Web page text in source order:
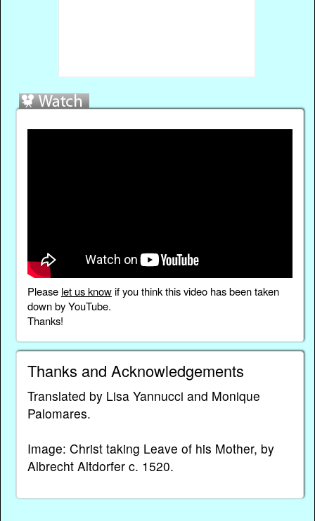
Please let us knowif you think this video has been taken
down by YouTube.
Thanks!
Thanks and Acknowledgements
Translated by Lisa Yannucci and Monique
Palomares.
Image: Christ taking Leave of his Mother, by
Albrecht Altdorfer c. 1520.